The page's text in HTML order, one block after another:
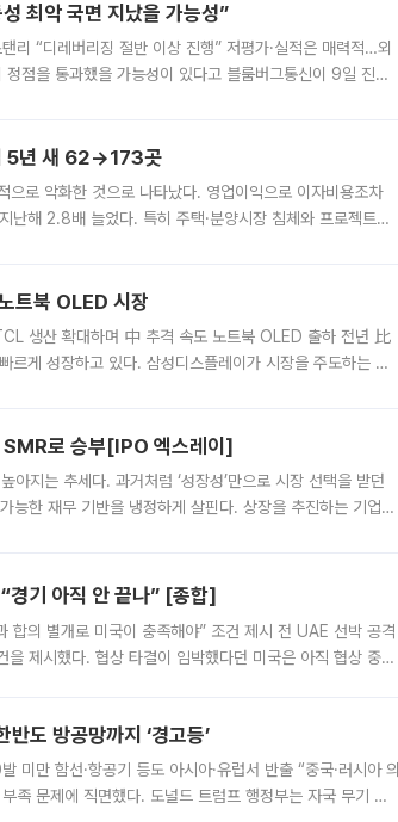
최악 국면 지났을 가능성”
“디레버리징 절반 이상 진행” 저평가·실적은 매력적…외
정점을 통과했을 가능성이 있다고 블룸버그통신이 9일 진단
5년 새 62→173곳
로 악화한 것으로 나타났다. 영업이익으로 이자비용조차
해 2.8배 늘었다. 특히 주택·분양시장 침체와 프로젝트파
트북 OLED 시장
생산 확대하며 中 추격 속도 노트북 OLED 출하 전년 比
게 성장하고 있다. 삼성디스플레이가 시장을 주도하는 가
로 승부[IPO 엑스레이]
지는 추세다. 과거처럼 ‘성장성’만으로 시장 선택을 받던
능한 재무 기반을 냉정하게 살핀다. 상장을 추진하는 기업들
경기 아직 안 끝나” [종합]
합의 별개로 미국이 충족해야” 조건 제시 전 UAE 선박 공격
제시했다. 협상 타결이 임박했다던 미국은 아직 협상 중이
도 방공망까지 ‘경고등’
만 함선·항공기 등도 아시아·유럽서 반출 “중국·러시아 의
족 문제에 직면했다. 도널드 트럼프 행정부는 자국 무기 공